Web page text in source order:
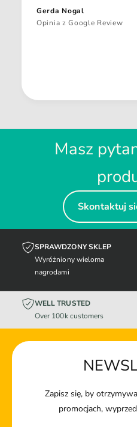
Gerda Nogal
Opinia z Google Review
Masz
Skontaktuj
SPRAWDZONY SKLEP
Wyróżniony wieloma
nagrodami
WELL TRUSTED
Over 100k customers
Zapisz się, by
promocjach,